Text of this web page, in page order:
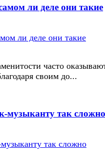
ли деле они такие
часто
своим до...
музыканту так сложно